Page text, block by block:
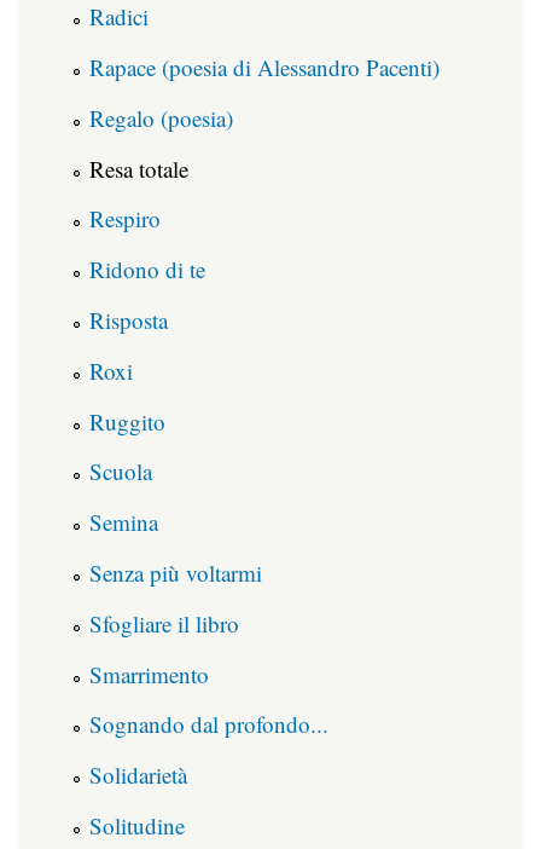
Radici
Rapace (poesia di Alessandro Pacenti)
Regalo (poesia)
Resa totale
Respiro
Ridono di te
Risposta
Roxi
Ruggito
Scuola
Semina
Senza più voltarmi
Sfogliare il libro
Smarrimento
Sognando dal profondo...
Solidarietà
Solitudine